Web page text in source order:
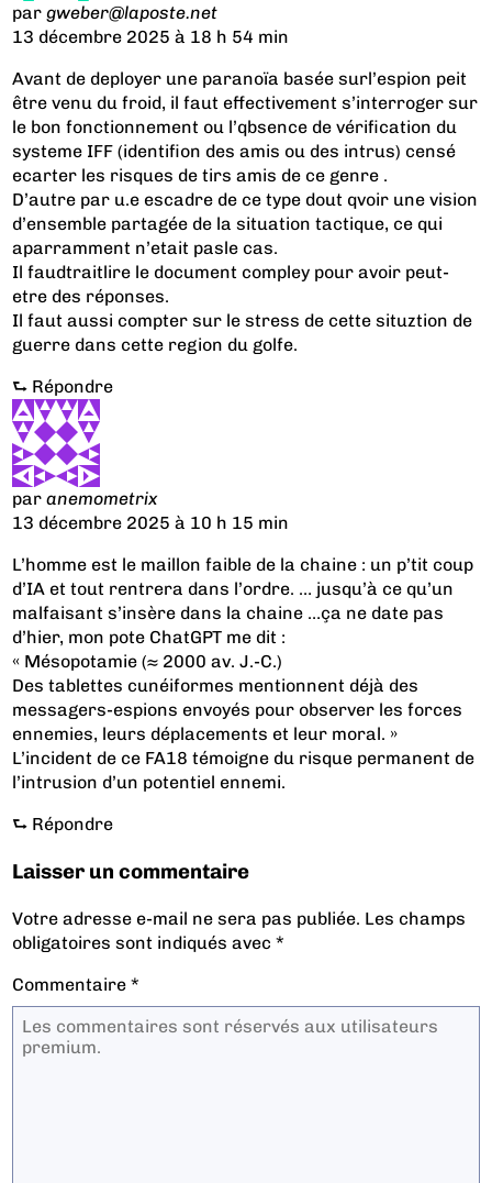
pargweber@laposte.net
13 décembre 2025 à 18 h 54 min
Avant de deployer une paranoïa basée surl’espion peit
être venu du froid, il faut effectivement s’interroger sur
le bon fonctionnement ou l’qbsence de vérification du
systeme IFF (identifion des amis ou des intrus) censé
ecarter les risques de tirs amis de ce genre .
D’autre par u.e escadre de ce type dout qvoir une vision
d’ensemble partagée de la situation tactique, ce qui
aparramment n’etait pasle cas.
Il faudtraitlire le document compley pour avoir peut-
etre des réponses.
Il faut aussi compter sur le stress de cette situztion de
guerre dans cette region du golfe.
⮑ Répondre
paranemometrix
13 décembre 2025 à 10 h 15 min
L’homme est le maillon faible de la chaine : un p’tit coup
d’IA et tout rentrera dans l’ordre. … jusqu’à ce qu’un
malfaisant s’insère dans la chaine …ça ne date pas
d’hier, mon pote ChatGPT me dit :
« Mésopotamie (≈ 2000 av. J.-C.)
Des tablettes cunéiformes mentionnent déjà des
messagers-espions envoyés pour observer les forces
ennemies, leurs déplacements et leur moral. »
L’incident de ce FA18 témoigne du risque permanent de
l’intrusion d’un potentiel ennemi.
⮑ Répondre
Laisser un commentaire
Votre adresse e-mail ne sera pas publiée. Les champs
obligatoires sont indiqués avec*
Commentaire*